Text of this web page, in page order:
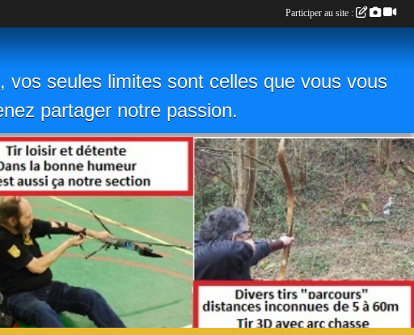
seules limites sont celles que vous vous
partager notre passion.
Participer au site :